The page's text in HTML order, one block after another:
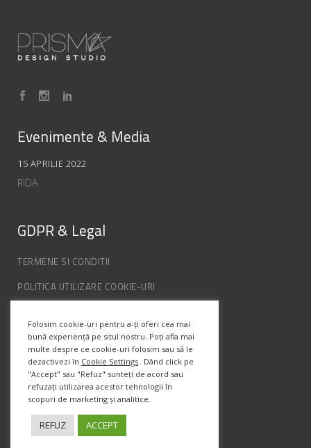
Evenimente & Media
15 APRILIE 2022
RIDA
GDPR & Legal
TERMENE SI CONDITII
POLITICA UTILIZARE COOKIE-URI
ANPC
Info Contact
Str. Semenic, Nr.1, Ap.5, Timisoara.
Telefon:(+4) 0747 066 701
Folosim cookie-uri pentru a-ți oferi cea mai
bună experiență pe situl nostru. Poți afla mai
multe despre ce cookie-uri folosim sau să le
dezactivezi în Cookie Settings . Dând click pe
"Accept" sau "Refuz" sunteți de acord sau
refuzați utilizarea acestor tehnologii în
scopuri de marketing și analitice.
REFUZ ACCEPT